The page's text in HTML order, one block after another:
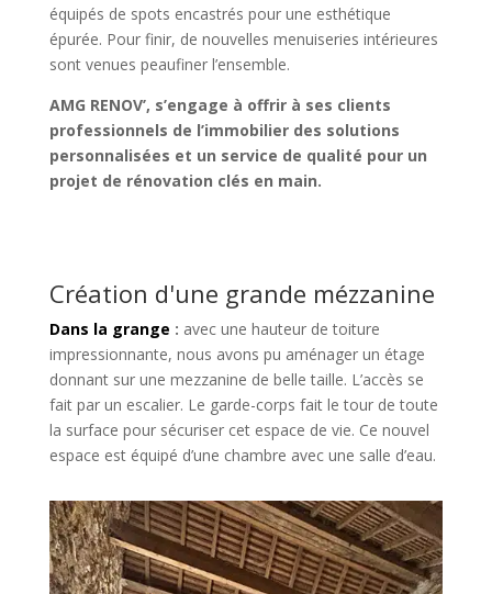
équipés de spots encastrés pour une esthétique
épurée. Pour finir, de nouvelles menuiseries intérieures
sont venues peaufiner l’ensemble.
AMG RENOV’, s’engage à offrir à ses clients
professionnels de l’immobilier des solutions
personnalisées et un service de qualité pour un
projet de rénovation clés en main.
Création d'une grande mézzanine
Dans la grange : avec une hauteur de toiture
impressionnante, nous avons pu aménager un étage
donnant sur une mezzanine de belle taille. L’accès se
fait par un escalier. Le garde-corps fait le tour de toute
la surface pour sécuriser cet espace de vie. Ce nouvel
espace est équipé d’une chambre avec une salle d’eau.